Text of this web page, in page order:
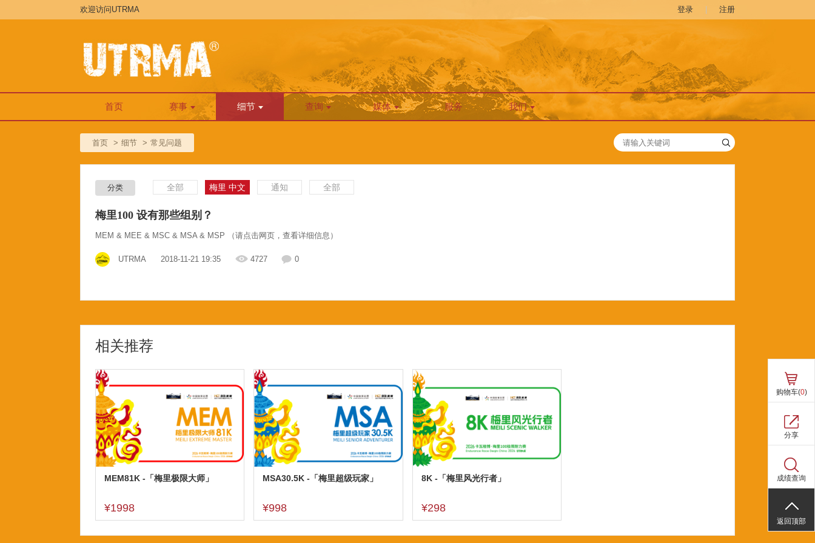
欢迎访问UTRMA 登录 注册
首页 赛事 细节 查询 媒体 服务 我们
首页 细节 常见问题
分类 全部 梅里 中文 通知 全部
梅里100 设有那些组别？
MEM & MEE & MSC & MSA & MSP （请点击网页，查看详细信息）
UTRMA 2018-11-21 19:35 4727 0
相关推荐
MEM81K -「梅里极限大师」
¥1998
MSA30.5K -「梅里超级玩家」
¥998
8K -「梅里风光行者」
¥298
购物车(0)
分享
成绩查询
返回顶部